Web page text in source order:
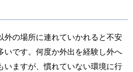
外の場所に連れていかれると不安
いです。何度か外出を経験し外へ
いますが、慣れていない環境に行